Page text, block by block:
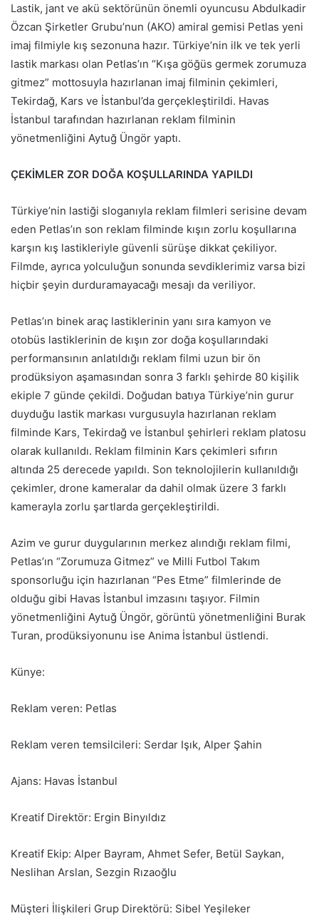
Lastik, jant ve akü sektörünün önemli oyuncusu Abdulkadir
Özcan Şirketler Grubu’nun (AKO) amiral gemisi Petlas yeni
imaj filmiyle kış sezonuna hazır. Türkiye’nin ilk ve tek yerli
lastik markası olan Petlas’ın “Kışa göğüs germek zorumuza
gitmez” mottosuyla hazırlanan imaj filminin çekimleri,
Tekirdağ, Kars ve İstanbul’da gerçekleştirildi. Havas
İstanbul tarafından hazırlanan reklam filminin
yönetmenliğini Aytuğ Üngör yaptı.
ÇEKİMLER ZOR DOĞA KOŞULLARINDA YAPILDI
Türkiye’nin lastiği sloganıyla reklam filmleri serisine devam
eden Petlas’ın son reklam filminde kışın zorlu koşullarına
karşın kış lastikleriyle güvenli sürüşe dikkat çekiliyor.
Filmde, ayrıca yolculuğun sonunda sevdiklerimiz varsa bizi
hiçbir şeyin durduramayacağı mesajı da veriliyor.
Petlas’ın binek araç lastiklerinin yanı sıra kamyon ve
otobüs lastiklerinin de kışın zor doğa koşullarındaki
performansının anlatıldığı reklam filmi uzun bir ön
prodüksiyon aşamasından sonra 3 farklı şehirde 80 kişilik
ekiple 7 günde çekildi. Doğudan batıya Türkiye’nin gurur
duyduğu lastik markası vurgusuyla hazırlanan reklam
filminde Kars, Tekirdağ ve İstanbul şehirleri reklam platosu
olarak kullanıldı. Reklam filminin Kars çekimleri sıfırın
altında 25 derecede yapıldı. Son teknolojilerin kullanıldığı
çekimler, drone kameralar da dahil olmak üzere 3 farklı
kamerayla zorlu şartlarda gerçekleştirildi.
Azim ve gurur duygularının merkez alındığı reklam filmi,
Petlas’ın “Zorumuza Gitmez” ve Milli Futbol Takım
sponsorluğu için hazırlanan “Pes Etme” filmlerinde de
olduğu gibi Havas İstanbul imzasını taşıyor. Filmin
yönetmenliğini Aytuğ Üngör, görüntü yönetmenliğini Burak
Turan, prodüksiyonunu ise Anima İstanbul üstlendi.
Künye:
Reklam veren: Petlas
Reklam veren temsilcileri: Serdar Işık, Alper Şahin
Ajans: Havas İstanbul
Kreatif Direktör: Ergin Binyıldız
Kreatif Ekip: Alper Bayram, Ahmet Sefer, Betül Saykan,
Neslihan Arslan, Sezgin Rızaoğlu
Müşteri İlişkileri Grup Direktörü: Sibel Yeşileker